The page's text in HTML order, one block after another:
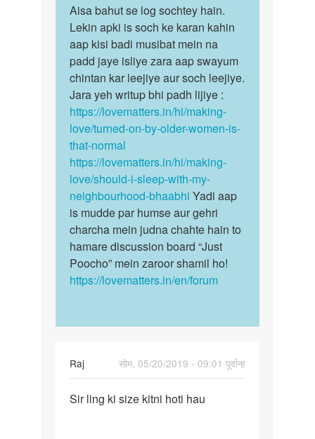
to
Aunty
mujhe
sex
ka
bahut
sok…
by
Shivdas
he
mera
name
Aisa
bahut
se
log
sochtey…
Aisa bahut se log sochtey hain.
Lekin apki is soch ke karan kahin
aap kisi badi musibat mein na
padd jaye isliye zara aap swayum
chintan kar leejiye aur soch leejiye.
Jara yeh writup bhi padh lijiye :
https://lovematters.in/hi/making-
love/turned-on-by-older-women-is-
that-normal
https://lovematters.in/hi/making-
love/should-i-sleep-with-my-
neighbourhood-bhaabhi Yadi aap
is mudde par humse aur gehri
charcha mein judna chahte hain to
hamare discussion board “Just
Poocho” mein zaroor shamil ho!
https://lovematters.in/en/forum
Raj
सोम, 05/20/2019 - 09:01 पूर्वान्ह
Sir
Sir ling ki size kitni hoti hau